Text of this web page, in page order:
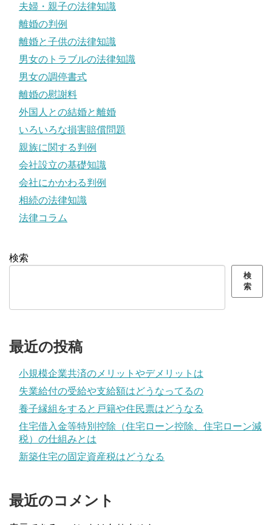
夫婦・親子の法律知識
離婚の判例
離婚と子供の法律知識
男女のトラブルの法律知識
男女の調停書式
離婚の慰謝料
外国人との結婚と離婚
いろいろな損害賠償問題
親族に関する判例
会社設立の基礎知識
会社にかかわる判例
相続の法律知識
法律コラム
検索
検
索
最近の投稿
小規模企業共済のメリットやデメリットは
失業給付の受給や支給額はどうなってるの
養子縁組をすると戸籍や住民票はどうなる
住宅借入金等特別控除（住宅ローン控除、住宅ローン減
税）の仕組みとは
新築住宅の固定資産税はどうなる
最近のコメント